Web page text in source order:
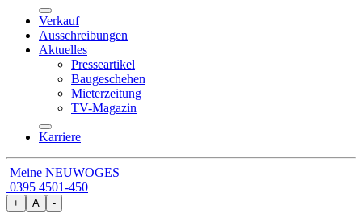
Verkauf
Ausschreibungen
Aktuelles
Presseartikel
Baugeschehen
Mieterzeitung
TV-Magazin
Karriere
Meine NEUWOGES
0395 4501-450
+ A -